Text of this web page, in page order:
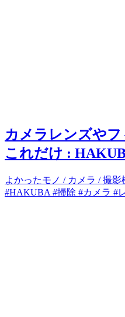
カメラレンズや
これだけ :
よかったモノ / カメラ / 撮影
#HAKUBA #掃除 #カメラ #